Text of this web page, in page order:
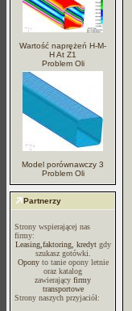
Wartość naprężeń H-M-
H At Z1
Problem Oli
Model porównawczy 3
Problem Oli
Partnerzy
Strony wspierającej nas
firmy:
Leasing,faktoring, kredytgdy
szukasz gotówki.
Oponyto tanie opony letnie
oraz katalog
zawierający firmy
transportowe
Strony naszych przyjaciół: